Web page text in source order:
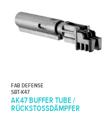
FAB DEFENSE
SBT-K47
AK47 BUFFER TUBE /
RÜCKSTOSSDÄMPFER